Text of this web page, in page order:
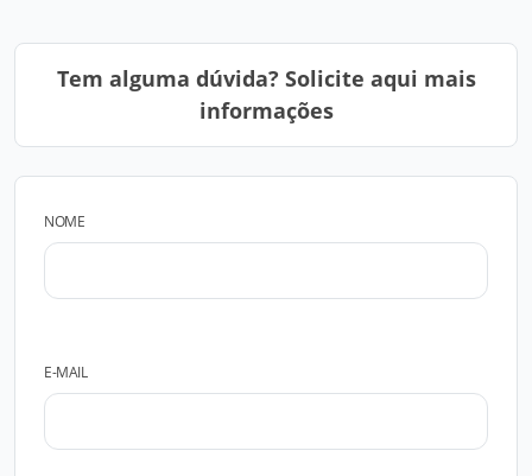
Tem alguma dúvida? Solicite aqui mais
informações
NOME
E-MAIL